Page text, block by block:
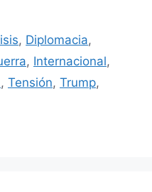
, Diplomacia,
, Internacional,
, Tensión, Trump,